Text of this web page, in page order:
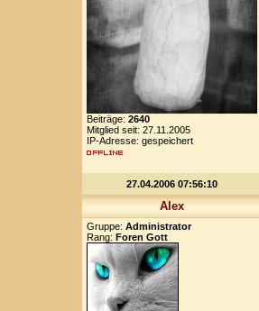
Beiträge: 2640
Mitglied seit: 27.11.2005
IP-Adresse: gespeichert
27.04.2006 07:56:10
Alex
Gruppe: Administrator
Rang: Foren Gott